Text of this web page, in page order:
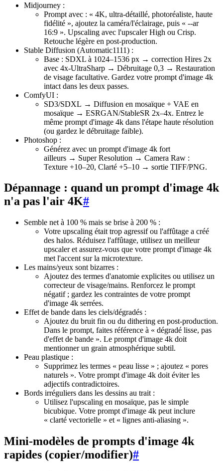
Midjourney :
Prompt avec : « 4K, ultra-détaillé, photoréaliste, haute
fidélité », ajoutez la caméra/l'éclairage, puis « --ar
16:9 ». Upscaling avec l'upscaler High ou Crisp.
Retouche légère en post-production.
Stable Diffusion (Automatic1111) :
Base : SDXL à 1024–1536 px → correction Hires 2x
avec 4x-UltraSharp → Débruitage 0,3 → Restauration
de visage facultative. Gardez votre prompt d'image 4k
intact dans les deux passes.
ComfyUI :
SD3/SDXL → Diffusion en mosaïque + VAE en
mosaïque → ESRGAN/StableSR 2x–4x. Entrez le
même prompt d'image 4k dans l'étape haute résolution
(ou gardez le débruitage faible).
Photoshop :
Générez avec un prompt d'image 4k fort
ailleurs → Super Resolution → Camera Raw :
Texture +10–20, Clarté +5–10 → sortie TIFF/PNG.
Dépannage : quand un prompt d'image 4k
n'a pas l'air 4K#
Semble net à 100 % mais se brise à 200 % :
Votre upscaling était trop agressif ou l'affûtage a créé
des halos. Réduisez l'affûtage, utilisez un meilleur
upscaler et assurez-vous que votre prompt d'image 4k
met l'accent sur la microtexture.
Les mains/yeux sont bizarres :
Ajoutez des termes d'anatomie explicites ou utilisez un
correcteur de visage/mains. Renforcez le prompt
négatif ; gardez les contraintes de votre prompt
d'image 4k serrées.
Effet de bande dans les ciels/dégradés :
Ajoutez du bruit fin ou du dithering en post-production.
Dans le prompt, faites référence à « dégradé lisse, pas
d'effet de bande ». Le prompt d'image 4k doit
mentionner un grain atmosphérique subtil.
Peau plastique :
Supprimez les termes « peau lisse » ; ajoutez « pores
naturels ». Votre prompt d'image 4k doit éviter les
adjectifs contradictoires.
Bords irréguliers dans les dessins au trait :
Utilisez l'upscaling en mosaïque, pas le simple
bicubique. Votre prompt d'image 4k peut inclure
« clarté vectorielle » et « lignes anti-aliasing ».
Mini-modèles de prompts d'image 4k
rapides (copier/modifier)#